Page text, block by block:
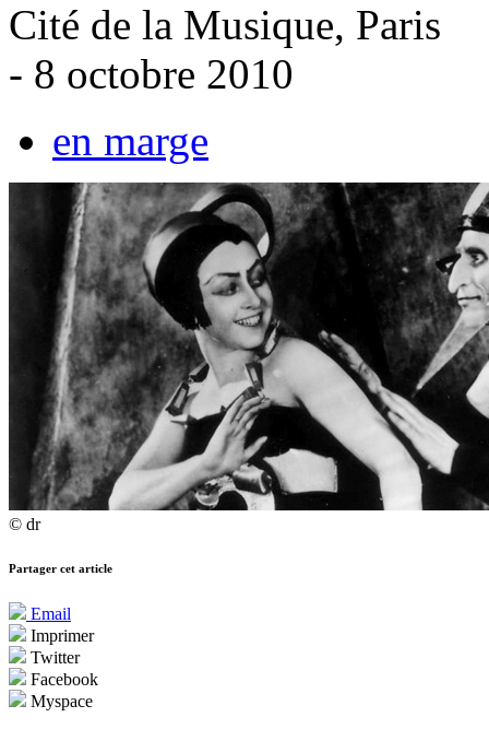
Cité de la Musique, Paris
- 8 octobre 2010
en marge
© dr
Partager cet article
Email
Imprimer
Twitter
Facebook
Myspace